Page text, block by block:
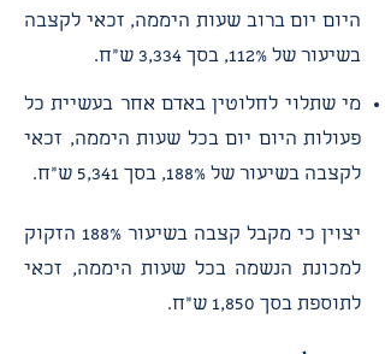
היום יום ברוב שעות היממה, זכאי לקצבה
בשיעור של 112%, בסך 3,334 ש"ח.
מי שתלוי לחלוטין באדם אחר בעשיית כל
פעולות היום יום בכל שעות היממה, זכאי
לקצבה בשיעור של 188%, בסך 5,341 ש"ח.
יצוין כי מקבל קצבה בשיעור 188% הזקוק
למכונת הנשמה בכל שעות היממה, זכאי
לתוספת בסך 1,850 ש"ח.